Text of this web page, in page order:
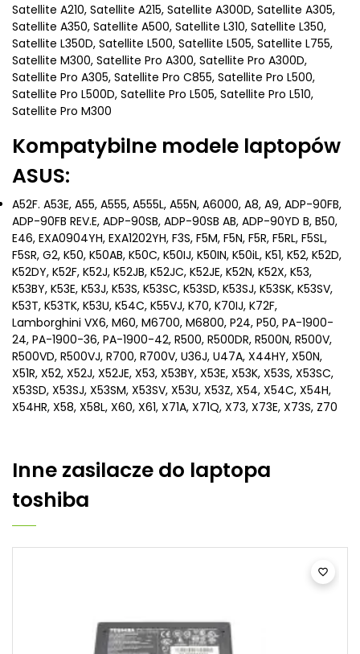
Satellite A210, Satellite A215, Satellite A300D, Satellite A305,
Satellite A350, Satellite A500, Satellite L310, Satellite L350,
Satellite L350D, Satellite L500, Satellite L505, Satellite L755,
Satellite M300, Satellite Pro A300, Satellite Pro A300D,
Satellite Pro A305, Satellite Pro C855, Satellite Pro L500,
Satellite Pro L500D, Satellite Pro L505, Satellite Pro L510,
Satellite Pro M300
Kompatybilne modele laptopów
ASUS:
A52F. A53E, A55, A555, A555L, A55N, A6000, A8, A9, ADP-90FB,
ADP-90FB REV.E, ADP-90SB, ADP-90SB AB, ADP-90YD B, B50,
E46, EXA0904YH, EXA1202YH, F3S, F5M, F5N, F5R, F5RL, F5SL,
F5SR, G2, K50, K50AB, K50C, K50IJ, K50IN, K50iL, K51, K52, K52D,
K52DY, K52F, K52J, K52JB, K52JC, K52JE, K52N, K52X, K53,
K53BY, K53E, K53J, K53S, K53SC, K53SD, K53SJ, K53SK, K53SV,
K53T, K53TK, K53U, K54C, K55VJ, K70, K70IJ, K72F,
Lamborghini VX6, M60, M6700, M6800, P24, P50, PA-1900-
24, PA-1900-36, PA-1900-42, R500, R500DR, R500N, R500V,
R500VD, R500VJ, R700, R700V, U36J, U47A, X44HY, X50N,
X51R, X52, X52J, X52JE, X53, X53BY, X53E, X53K, X53S, X53SC,
X53SD, X53SJ, X53SM, X53SV, X53U, X53Z, X54, X54C, X54H,
X54HR, X58, X58L, X60, X61, X71A, X71Q, X73, X73E, X73S, Z70
Inne zasilacze do laptopa
toshiba
